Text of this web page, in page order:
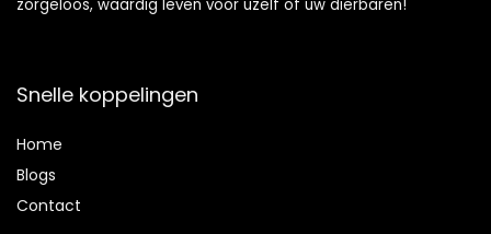
zorgeloos, waardig leven voor uzelf of uw dierbaren!
Snelle koppelingen
Home
Blogs
Contact